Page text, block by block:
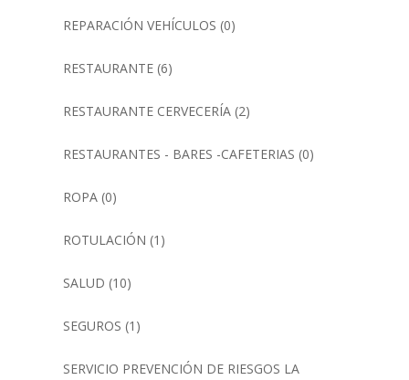
REPARACIÓN VEHÍCULOS (0)
RESTAURANTE(6)
RESTAURANTE CERVECERÍA(2)
RESTAURANTES - BARES -CAFETERIAS (0)
ROPA(0)
ROTULACIÓN (1)
SALUD (10)
SEGUROS (1)
SERVICIO PREVENCIÓN DE RIESGOS LA